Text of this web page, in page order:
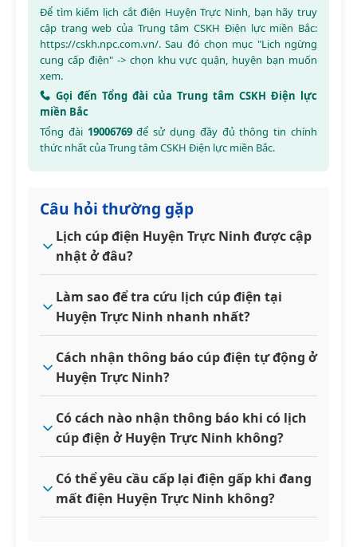
Để tìm kiếm lịch cắt điện Huyện Trực Ninh, bạn hãy truy
cập trang web của Trung tâm CSKH Điện lực miền Bắc:
https://cskh.npc.com.vn/. Sau đó chọn mục "Lịch ngừng
cung cấp điện" -> chọn khu vực quận, huyện bạn muốn
xem.
Gọi đến Tổng đài của Trung tâm CSKH Điện lực
miền Bắc
Tổng đài 19006769để sử dụng đầy đủ thông tin chính
thức nhất của Trung tâm CSKH Điện lực miền Bắc.
Câu hỏi thường gặp
Lịch cúp điện Huyện Trực Ninh được cập
nhật ở đâu?
Làm sao để tra cứu lịch cúp điện tại
Huyện Trực Ninh nhanh nhất?
Cách nhận thông báo cúp điện tự động ở
Huyện Trực Ninh?
Có cách nào nhận thông báo khi có lịch
cúp điện ở Huyện Trực Ninh không?
Có thể yêu cầu cấp lại điện gấp khi đang
mất điện Huyện Trực Ninh không?